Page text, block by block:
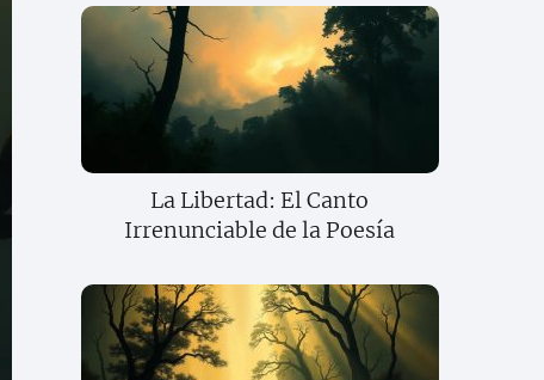
La Libertad: El Canto
Irrenunciable de la Poesía